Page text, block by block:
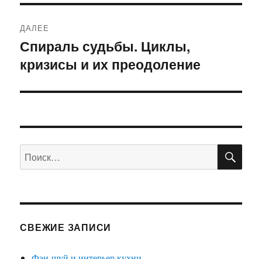
ДАЛЕЕ
Следующая
запись:
Спираль судьбы. Циклы,
кризисы и их преодоление
Искать:
СВЕЖИЕ ЗАПИСИ